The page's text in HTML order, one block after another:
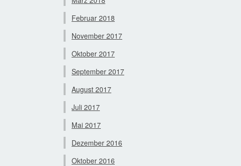
Februar 2018
November 2017
Oktober 2017
September 2017
August 2017
Juli 2017
Mai 2017
Dezember 2016
Oktober 2016